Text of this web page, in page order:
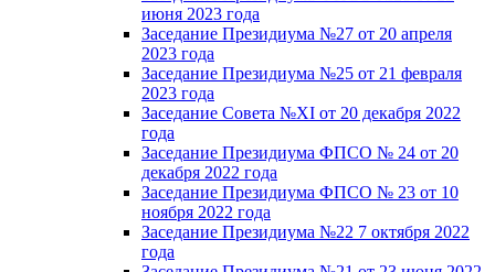
июня 2023 года
Заседание Президиума №27 от 20 апреля
2023 года
Заседание Президиума №25 от 21 февраля
2023 года
Заседание Совета №XI от 20 декабря 2022
года
Заседание Президиума ФПСО № 24 от 20
декабря 2022 года
Заседание Президиума ФПСО № 23 от 10
ноября 2022 года
Заседание Президиума №22 7 октября 2022
года